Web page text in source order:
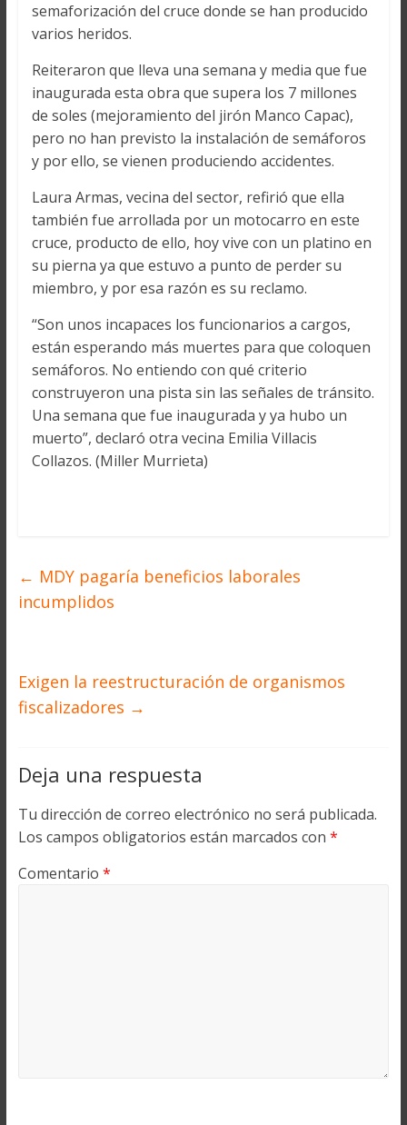
semaforización del cruce donde se han producido
varios heridos.
Reiteraron que lleva una semana y media que fue
inaugurada esta obra que supera los 7 millones
de soles (mejoramiento del jirón Manco Capac),
pero no han previsto la instalación de semáforos
y por ello, se vienen produciendo accidentes.
Laura Armas, vecina del sector, refirió que ella
también fue arrollada por un motocarro en este
cruce, producto de ello, hoy vive con un platino en
su pierna ya que estuvo a punto de perder su
miembro, y por esa razón es su reclamo.
“Son unos incapaces los funcionarios a cargos,
están esperando más muertes para que coloquen
semáforos. No entiendo con qué criterio
construyeron una pista sin las señales de tránsito.
Una semana que fue inaugurada y ya hubo un
muerto”, declaró otra vecina Emilia Villacis
Collazos. (Miller Murrieta)
← MDY pagaría beneficios laborales
incumplidos
Exigen la reestructuración de organismos
fiscalizadores →
Deja una respuesta
Tu dirección de correo electrónico no será publicada.
Los campos obligatorios están marcados con *
Comentario *